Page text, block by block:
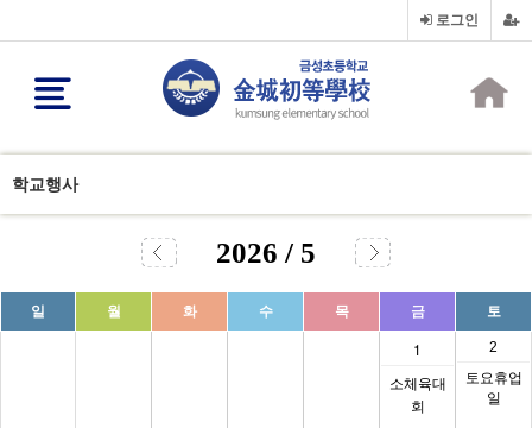
로그인
학교행사
2026 / 5
일 월 화 수 목 금 토
1
소체육대
회
2
토요휴업
일